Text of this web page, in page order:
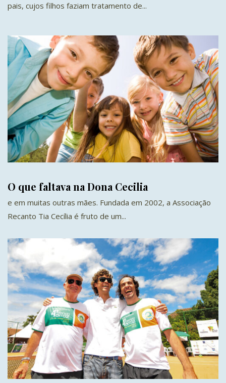
pais, cujos filhos faziam tratamento de...
O que faltava na Dona Cecilia
e em muitas outras mães. Fundada em 2002, a Associação
Recanto Tia Cecília é fruto de um...